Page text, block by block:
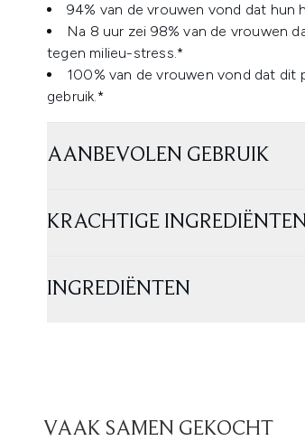
94% van de vrouwen vond dat hun
Na 8 uur zei 98% van de vrouwen
tegen milieu-stress.*
100% van de vrouwen vond dat dit
gebruik.*
AANBEVOLEN GEBRUIK
KRACHTIGE INGREDIËNTEN
INGREDIËNTEN
VAAK SAMEN GEKOCHT